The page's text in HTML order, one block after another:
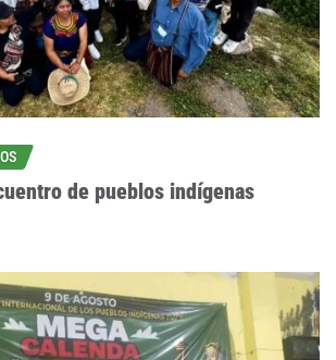
de pueblos indígenas